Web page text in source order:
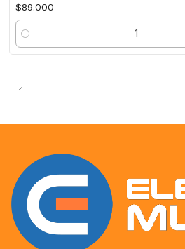
$89.000
Cantidad